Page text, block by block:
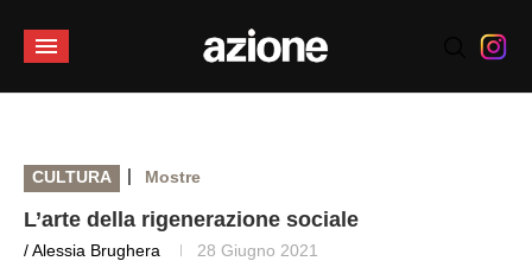
CULTURA | Mostre
L’arte della rigenerazione sociale
/ Alessia Brughera 28 Giugno 2021